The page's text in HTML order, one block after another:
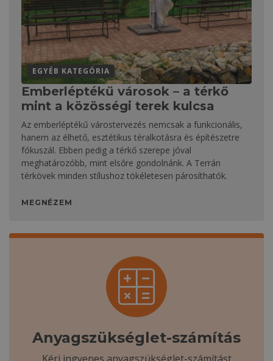
EGYÉB KATEGÓRIA
Emberléptékű városok – a térkő
mint a közösségi terek kulcsa
Az emberléptékű várostervezés nemcsak a funkcionális,
hanem az élhető, esztétikus téralkotásra és építészetre
fókuszál. Ebben pedig a térkő szerepe jóval
meghatározóbb, mint elsőre gondolnánk. A Terrán
térkövek minden stílushoz tökéletesen párosíthatók.
MEGNÉZEM
Anyagszükséglet-számítás